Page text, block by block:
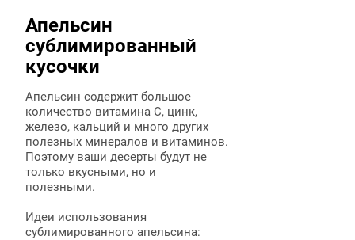
Апельсин содержит большое
количество витамина С, цинк,
железо, кальций и много других
полезных минералов и витаминов.
Поэтому ваши десерты будут не
только вкусными, но и
полезными.
Идеи использования
сублимированного апельсина:
Апельсин
сублимированный
кусочки